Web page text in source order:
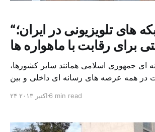
“گسترش شبکه های تلویزیونی در ایران؛
ای جمهوری اسلامی همانند سایر کشورها،
در همه عرصه های رسانه ای داخلی و بین
در قالب فیلم ها و سریال ها، برنامه های
رسانه ای است. سیاستی […]
۲۴ اکتبر ۲۰۱۳ 6 min read